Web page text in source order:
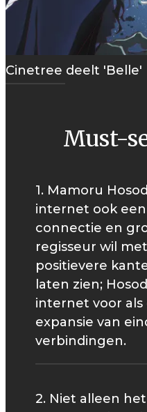
Cinetree deelt 'Belle'
Must-
1. Mamoru
internet ook
connectie en
regisseur wil
positievere
laten zien;
internet voor
expansie van
verbindingen.
2. Niet alleen het